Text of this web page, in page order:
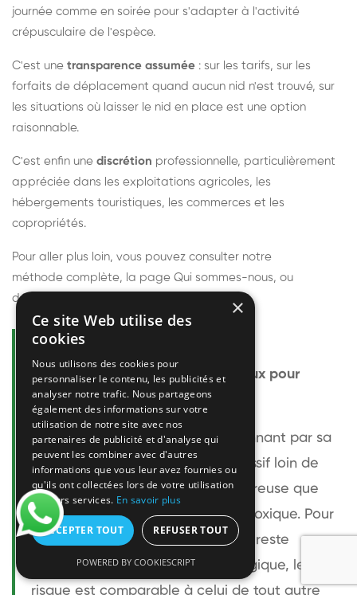
journée comme en soirée pour s'adapter à l'activité
crépusculaire de l'espèce.
C'est une transparence assumée : sur les tarifs, sur les
forfaits de déplacement quand aucun nid n'est trouvé, sur
les situations où laisser le nid en place est une option
raisonnable.
C'est enfin une discrétion professionnelle, particulièrement
appréciée dans les exploitations agricoles, les
hébergements touristiques, les commerces et les
copropriétés.
Pour aller plus loin, vous pouvez consulter notre
méthode complète, la page Qui sommes-nous, ou
découvrir
Questions fréquentes
Le frelon européen est-il dangereux pour
l'homme ?
Le frelon européen est impressionnant par sa
taille mais relativement peu agressif loin de
son nid. Sa piqûre est plus douloureuse que
celle d'une guêpe sans être plus toxique. Pour
une personne non allergique, elle reste
bénigne. Pour une personne allergique, le
risque est comparable à celui de tout autre
×
Ce site Web utilise des
cookies
Nous utilisons des cookies pour
personnaliser le contenu, les publicités et
analyser notre trafic. Nous partageons
également des informations sur votre
utilisation de notre site avec nos
partenaires de publicité et d'analyse qui
peuvent les combiner avec d'autres
informations que vous leur avez fournies ou
qu'ils ont collectées lors de votre utilisation
de leurs services. En savoir plus
ACCEPTER TOUT REFUSER TOUT
POWERED BY COOKIESCRIPT